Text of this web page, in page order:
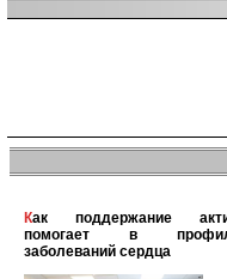
Как поддержание активности
помогает в
заболеваний сердца